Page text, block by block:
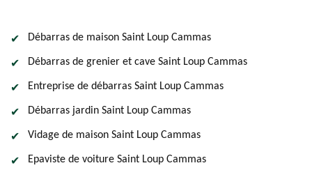
Débarras de maison Saint Loup Cammas
Débarras de grenier et cave Saint Loup Cammas
Entreprise de débarras Saint Loup Cammas
Débarras jardin Saint Loup Cammas
Vidage de maison Saint Loup Cammas
Epaviste de voiture Saint Loup Cammas